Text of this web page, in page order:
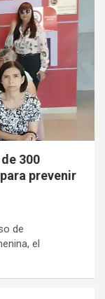
300
prevenir
de
el